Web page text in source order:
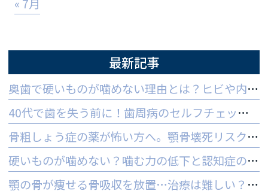
« 7月
最新記事
奥歯で硬いものが噛めない理由とは？ヒビや内部炎症の疑いと対策
40代で歯を失う前に！歯周病のセルフチェックと守る予防法
骨粗しょう症の薬が怖い方へ。顎骨壊死リスクを防ぐ3つの対策
硬いものが噛めない？噛む力の低下と認知症の関係と受診の目安
顎の骨が痩せる骨吸収を放置…治療は難しい？手遅れを防ぐ3つの対策